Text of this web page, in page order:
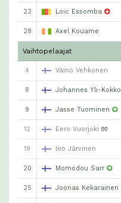
23 Loic Essomba
28 Axel Kouame
Vaihtopelaajat
4 Väinö Vehkonen
8 Johannes Yli-Kokko
9 Jasse Tuominen
12 Eero Vuorjoki 🧤
19 Iiro Järvinen
20 Momodou Sarr
25 Joonas Kekarainen